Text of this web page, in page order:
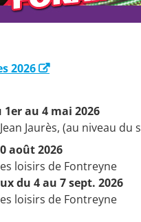
2026
au 4 mai 2026
Jaurès, (au niveau du
août 2026
loisirs de Fontreyne
du 4 au 7 sept. 2026
loisirs de Fontreyne